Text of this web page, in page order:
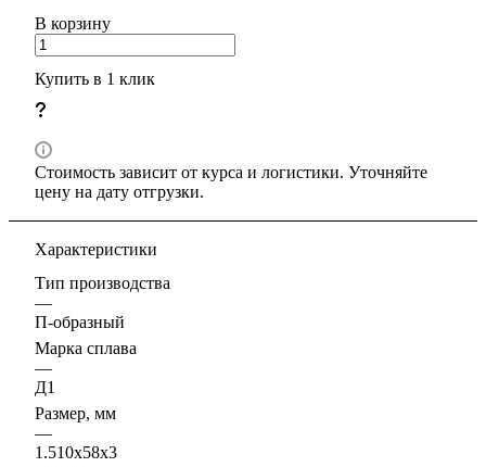
В корзину
Купить в 1 клик
Стоимость зависит от курса и логистики. Уточняйте
цену на дату отгрузки.
Характеристики
Тип производства
—
П-образный
Марка сплава
—
Д1
Размер, мм
—
1.510х58х3